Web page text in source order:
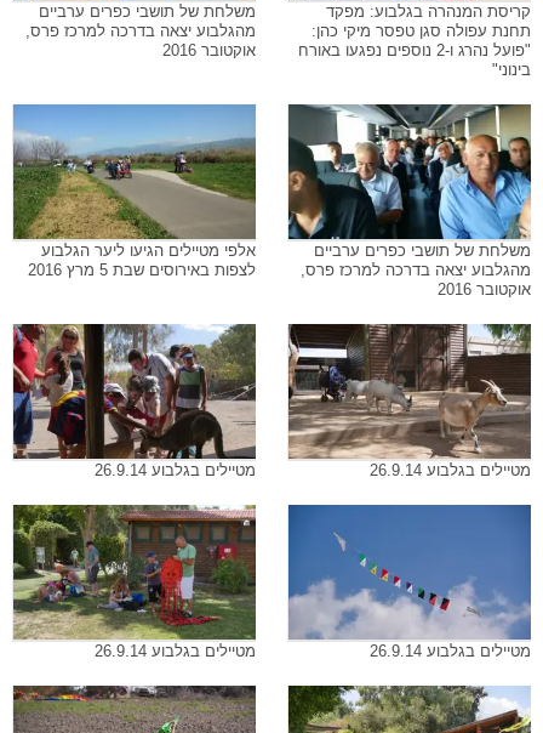
קריסת המנהרה בגלבוע: מפקד
תחנת עפולה סגן טפסר מיקי כהן:
"פועל נהרג ו-2 נוספים נפגעו באורח
בינוני"
משלחת של תושבי כפרים ערביים
מהגלבוע יצאה בדרכה למרכז פרס,
אוקטובר 2016
משלחת של תושבי כפרים ערביים
מהגלבוע יצאה בדרכה למרכז פרס,
אוקטובר 2016
אלפי מטיילים הגיעו ליער הגלבוע
לצפות באירוסים שבת 5 מרץ 2016
מטיילים בגלבוע 26.9.14 מטיילים בגלבוע 26.9.14
מטיילים בגלבוע 26.9.14 מטיילים בגלבוע 26.9.14